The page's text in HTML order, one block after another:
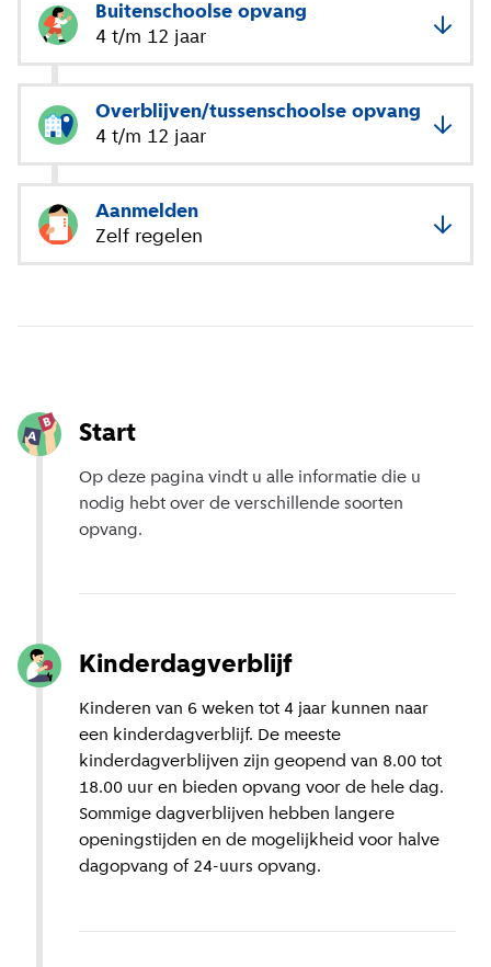
Buitenschoolse opvang
4 t/m 12 jaar
Overblijven/tussenschoolse opvang
4 t/m 12 jaar
Aanmelden
Zelf regelen
Start
Op deze pagina vindt u alle informatie die u
nodig hebt over de verschillende soorten
opvang.
Kinderdagverblijf
Kinderen van 6 weken tot 4 jaar kunnen naar
een kinderdagverblijf. De meeste
kinderdagverblijven zijn geopend van 8.00 tot
18.00 uur en bieden opvang voor de hele dag.
Sommige dagverblijven hebben langere
openingstijden en de mogelijkheid voor halve
dagopvang of 24-uurs opvang.